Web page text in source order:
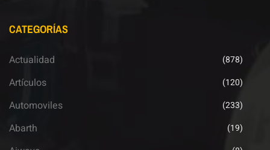
CATEGORÍAS
Actualidad (878)
Artículos (120)
Automoviles (233)
Abarth (19)